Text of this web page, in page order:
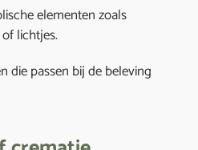
elementen zoals
lichtjes.
die passen bij de beleving